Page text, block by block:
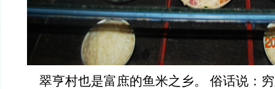
翠亨村也是富庶的鱼米之乡。 俗话说：